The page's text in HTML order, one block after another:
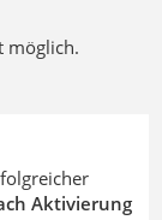
möglich.
Aktivierung